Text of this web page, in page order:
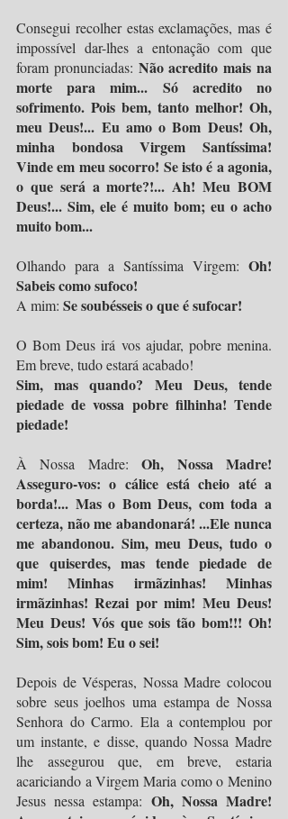
Consegui recolher estas exclamações, mas é
impossível dar-lhes a entonação com que
foram pronunciadas: Não acredito mais na
morte para mim... Só acredito no
sofrimento. Pois bem, tanto melhor! Oh,
meu Deus!... Eu amo o Bom Deus! Oh,
minha bondosa Virgem Santíssima!
Vinde em meu socorro! Se isto é a agonia,
o que será a morte?!... Ah! Meu BOM
Deus!... Sim, ele é muito bom; eu o acho
muito bom...
Olhando para a Santíssima Virgem: Oh!
Sabeis como sufoco!
A mim: Se soubésseis o que é sufocar!
O Bom Deus irá vos ajudar, pobre menina.
Em breve, tudo estará acabado!
Sim, mas quando? Meu Deus, tende
piedade de vossa pobre filhinha! Tende
piedade!
À Nossa Madre: Oh, Nossa Madre!
Asseguro-vos: o cálice está cheio até a
borda!... Mas o Bom Deus, com toda a
certeza, não me abandonará! ...Ele nunca
me abandonou. Sim, meu Deus, tudo o
que quiserdes, mas tende piedade de
mim! Minhas irmãzinhas! Minhas
irmãzinhas! Rezai por mim! Meu Deus!
Meu Deus! Vós que sois tão bom!!! Oh!
Sim, sois bom! Eu o sei!
Depois de Vésperas, Nossa Madre colocou
sobre seus joelhos uma estampa de Nossa
Senhora do Carmo. Ela a contemplou por
um instante, e disse, quando Nossa Madre
lhe assegurou que, em breve, estaria
acariciando a Virgem Maria como o Menino
Jesus nessa estampa: Oh, Nossa Madre!